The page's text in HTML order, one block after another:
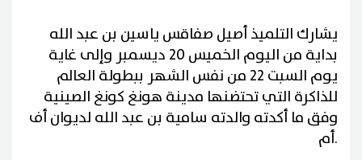
يشارك التلميذ أصيل صفاقس ياسين بن عبد الله
بداية من اليوم الخميس 20 ديسمبر وإلى غاية
يوم السبت 22 من نفس الشهر ببطولة العالم
للذاكرة التي تحتضنها مدينة هونغ كونغ الصينية
وفق ما أكدته والدته سامية بن عبد الله لديوان أف
أم.